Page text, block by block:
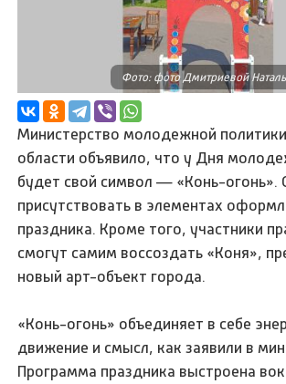
Фото: фото Дмитриевой
Министерство молодежной
области объявило, что у Дня
будет свой символ — «Конь-огонь».
присутствовать в элементах
праздника. Кроме того, участники
смогут самим воссоздать «Коня»,
новый арт-объект города.
«Конь-огонь» объединяет в себе
движение и смысл, как заявили в
Программа праздника выстроена